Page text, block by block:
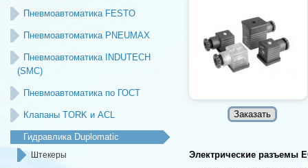
Пневмоавтоматика FESTO
Пневмоавтоматика PNEUMAX
Пневмоавтоматика INDUTECH
(SMC)
Пневмоавтоматика по ГОСТ
Клапаны TORK и ACL
Гидравлика Duplomatic
Штекеры
Электрические разъемы